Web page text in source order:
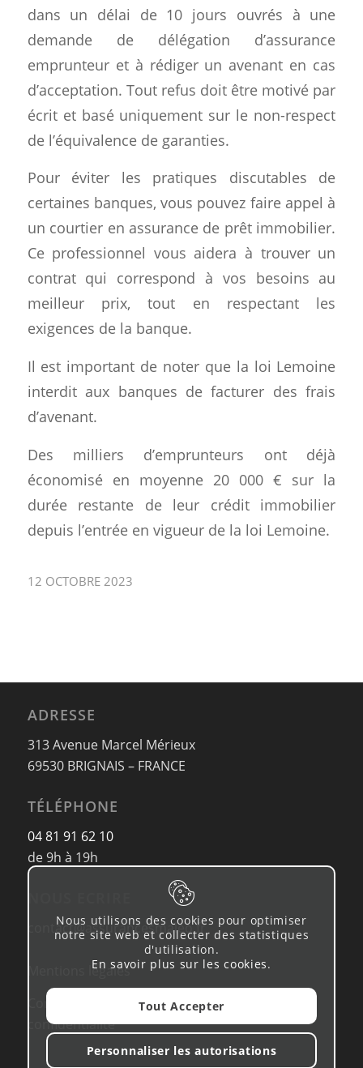
dans un délai de 10 jours ouvrés à une
demande de délégation d’assurance
emprunteur et à rédiger un avenant en cas
d’acceptation. Tout refus doit être motivé par
écrit et basé uniquement sur le non-respect
de l’équivalence de garanties.
Pour éviter les pratiques discutables de
certaines banques, vous pouvez faire appel à
un courtier en assurance de prêt immobilier.
Ce professionnel vous aidera à trouver un
contrat qui correspond à vos besoins au
meilleur prix, tout en respectant les
exigences de la banque.
Il est important de noter que la loi Lemoine
interdit aux banques de facturer des frais
d’avenant.
Des milliers d’emprunteurs ont déjà
économisé en moyenne 20 000 € sur la
durée restante de leur crédit immobilier
depuis l’entrée en vigueur de la loi Lemoine.
12 OCTOBRE 2023
ADRESSE
313 Avenue Marcel Mérieux
69530 BRIGNAIS – FRANCE
TÉLÉPHONE
04 81 91 62 10
de 9h à 19h
contact@assurancesmaleo.fr
Mentions légales
Conditions d’utilisation & Politique de
confidentialité
Nous utilisons des cookies pour optimiser
notre site web et collecter des statistiques
d'utilisation.
En savoir plus sur les cookies.
Tout Accepter
Personnaliser les autorisations